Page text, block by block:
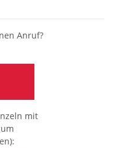
Anruf?
mit